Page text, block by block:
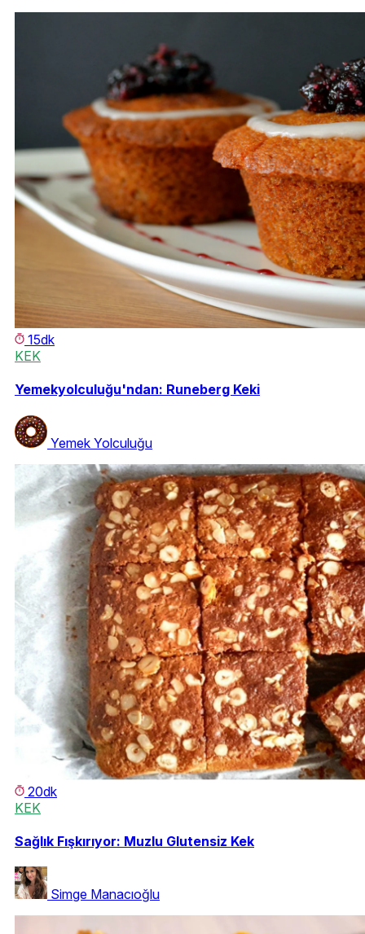
15dk
KEK
Yemekyolculuğu'ndan: Runeberg Keki
Yemek Yolculuğu
20dk
KEK
Sağlık Fışkırıyor: Muzlu Glutensiz Kek
Simge Manacıoğlu